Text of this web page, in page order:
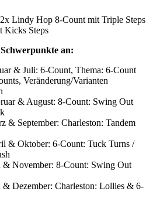
Lindy Hop 8-Count mit Triple Steps
Kicks Steps
an:
& Juli: 6-Count, Thema: 6-Count
Veränderung/Varianten
& August: 8-Count: Swing Out
& September: Charleston: Tandem
& Oktober: 6-Count: Tuck Turns /
November: 8-Count: Swing Out
Dezember: Charleston: Lollies & 6-